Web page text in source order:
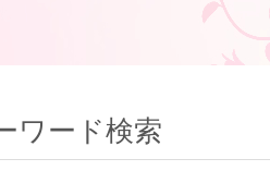
ワード検索